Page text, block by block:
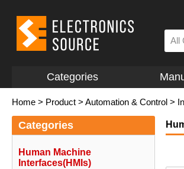
All
Categories
Home > Product > Automation & Control >
Categories
Human Machine
Interfaces(HMIs)